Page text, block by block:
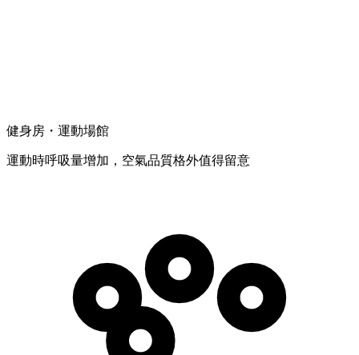
健身房・運動場館
運動時呼吸量增加，空氣品質格外值得留意